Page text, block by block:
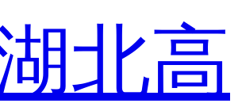
北高